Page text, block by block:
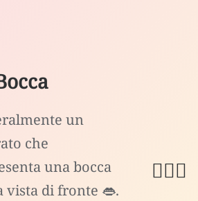
un
che
una bocca
vista di fronte 👄.
🙅🏻‍♂️